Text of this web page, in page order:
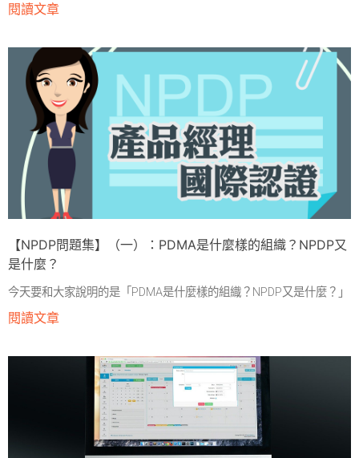
閱讀文章
【NPDP問題集】（一）：PDMA是什麼樣的組織？NPDP又
是什麼？
今天要和大家說明的是「PDMA是什麼樣的組織？NPDP又是什麼？」
閱讀文章